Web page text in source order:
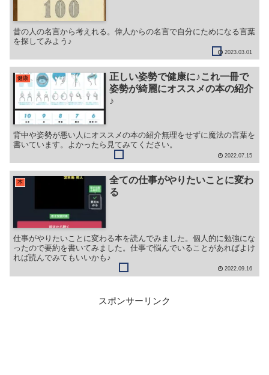
昔の人の名言から考えれる。偉人からの名言で自分にためになる言葉
を探してみよう♪
2023.03.01
健康
正しい姿勢で健康に♪これ一冊で
姿勢が綺麗にオススメの本の紹介
♪
背中や姿勢が悪い人にオススメの本の紹介無理をせずに魔法の言葉を
書いています。よかったら見てみてください。
2022.07.15
本
全ての仕事がやりたいことに変わ
る
仕事がやりたいことに変わる本を読んでみました。個人的に勉強にな
ったので要約を書いてみました。仕事で悩んでいることがあればよけ
れば読んでみてもいいかも♪
2022.09.16
スポンサーリンク